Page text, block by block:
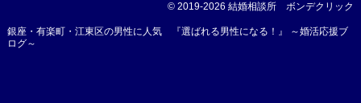
© 2019-2026 結婚相談所 ボンデクリック
銀座・有楽町・江東区の男性に人気 『選ばれる男性になる！』 ～婚活応援ブ
ログ～